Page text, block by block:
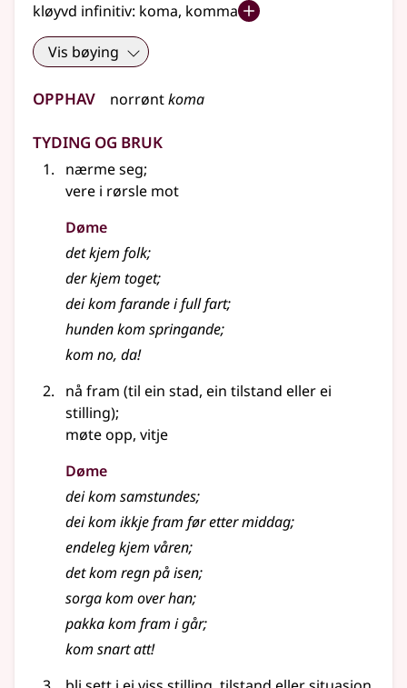
kløyvd infinitiv: koma, komma
Vis bøying
Opphav norrøntkoma
Tyding og bruk
nærme seg;
vere i rørsle mot
Døme
det kjem folk;
der kjem toget;
dei kom farande i full fart;
hunden kom springande;
kom no, da!
nå fram (til ein stad, ein tilstand eller ei
stilling);
møte opp, vitje
Døme
dei kom samstundes;
dei kom ikkje fram før etter middag;
endeleg kjem våren;
det kom regn på isen;
sorga kom over han;
pakka kom fram i går;
kom snart att!